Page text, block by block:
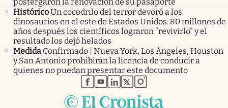
postergaron la renovación de su pasaporte
HistóricoUn cocodrilo del terror devoró a los
dinosaurios en el este de Estados Unidos. 80 millones de
años después los científicos lograron “revivirlo” y el
resultado los dejó helados
Medida Confirmado | Nueva York, Los Ángeles, Houston
y San Antonio prohibirán la licencia de conducir a
quienes no puedan presentar este documento
abre en nueva pestaña
abre en nueva pestaña
abre en nueva pestaña
abre en nueva pestaña
abre en nueva pestaña